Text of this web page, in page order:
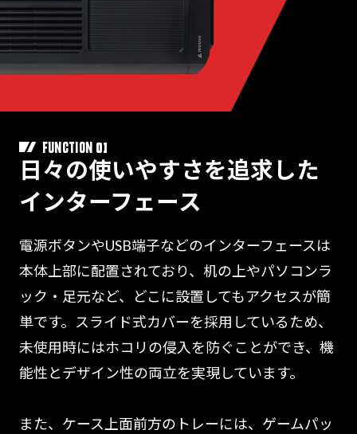
FUNCTION 01
日々の使いやすさを追求した
インターフェース
電源ボタンやUSB端子などのインターフェースは
本体上部に配置されており、机の上やパソコンラ
ック・足元など、どこに設置してもアクセスが簡
単です。スライド式カバーを採用しているため、
未使用時にはホコリの侵入を防ぐことができ、機
能性とデザイン性の両立を実現しています。
また、ケース上面前方のトレーには、ゲームパッ